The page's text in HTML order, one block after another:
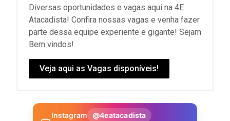
Diversas oportunidades e vagas aqui na 4E
Atacadista! Confira nossas vagas e venha fazer
parte dessa equipe experiente e gigante! Sejam
Bem vindos!
Veja aqui as Vagas disponíveis!
Instagram
@4eatacadista